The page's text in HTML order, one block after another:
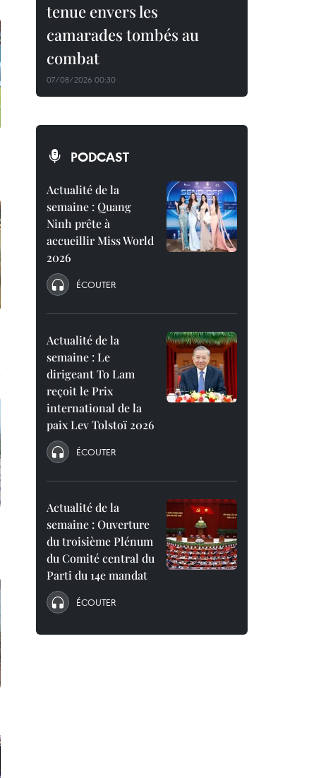
tenue envers les
camarades tombés au
combat
07/08/2026 00:30
PODCAST
Actualité de la
semaine : Quang
Ninh prête à
accueillir Miss World
2026
ÉCOUTER
Actualité de la
semaine : Le
dirigeant To Lam
reçoit le Prix
international de la
paix Lev Tolstoï 2026
ÉCOUTER
Actualité de la
semaine : Ouverture
du troisième Plénum
du Comité central du
Parti du 14e mandat
ÉCOUTER